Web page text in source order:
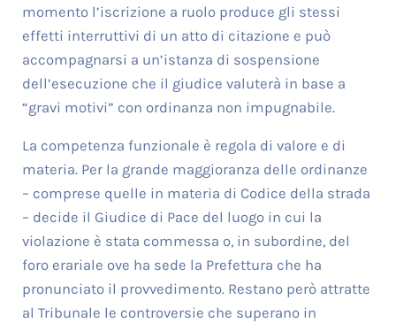
momento l’iscrizione a ruolo produce gli stessi
effetti interruttivi di un atto di citazione e può
accompagnarsi a un’istanza di sospensione
dell’esecuzione che il giudice valuterà in base a
“gravi motivi” con ordinanza non impugnabile.
La competenza funzionale è regola di valore e di
materia. Per la grande maggioranza delle ordinanze
– comprese quelle in materia di Codice della strada
– decide il Giudice di Pace del luogo in cui la
violazione è stata commessa o, in subordine, del
foro erariale ove ha sede la Prefettura che ha
pronunciato il provvedimento. Restano però attratte
al Tribunale le controversie che superano in